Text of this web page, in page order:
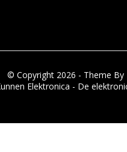
© Copyright 2026 - Theme By
Elektronica - De